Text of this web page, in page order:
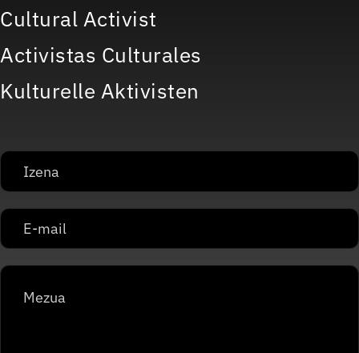
Cultural Activist
Activistas Culturales
Kulturelle Aktivisten